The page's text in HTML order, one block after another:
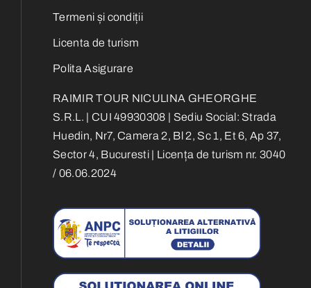
Termeni și condiții
Licenta de turism
Polita Asigurare
RAIMIR TOUR NICULINA GHEORGHE
S.R.L. | CUI 49930308 | Sediu Social: Strada
Huedin, Nr7, Camera 2, Bl 2, Sc 1, Et 6, Ap 37,
Sector 4, Bucuresti | Licența de turism nr. 3040
/ 06.06.2024